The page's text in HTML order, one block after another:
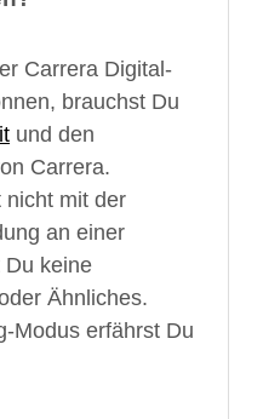
Carrera Digital-
brauchst Du
und den
Carrera.
nicht mit der
an einer
Du keine
Ähnliches.
Modus erfährst Du